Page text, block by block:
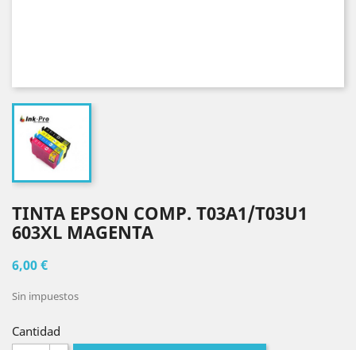
TINTA EPSON COMP. T03A1/T03U1
603XL MAGENTA
6,00 €
Sin impuestos
Cantidad